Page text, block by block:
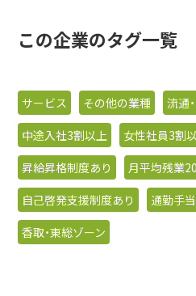
この企業のタグ一覧
サービス その他の業種 流通
中途入社3割以上
女性社員3割
昇給昇格制度あり
月平均残業
自己啓発支援制度あり
通勤手
香取・東総ゾーン